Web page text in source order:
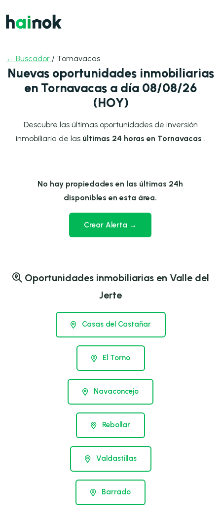
← Buscador / Tornavacas
Nuevas oportunidades inmobiliarias
en Tornavacas a día 08/08/26
(HOY)
Descubre las últimas oportunidades de inversión
inmobiliaria de las últimas 24 horas en Tornavacas
No hay propiedades en las últimas 24h
disponibles en esta área.
Crear Alerta →
Oportunidades inmobiliarias en Valle del
Jerte
Casas del Castañar
El Torno
Navaconcejo
Rebollar
Valdastillas
Barrado